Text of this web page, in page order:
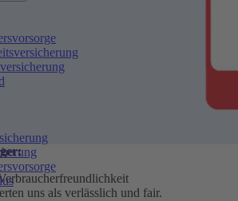
uns als verlässlich und fair.